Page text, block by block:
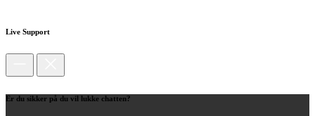
Live Support
Er du sikker på du vil lukke chatten?